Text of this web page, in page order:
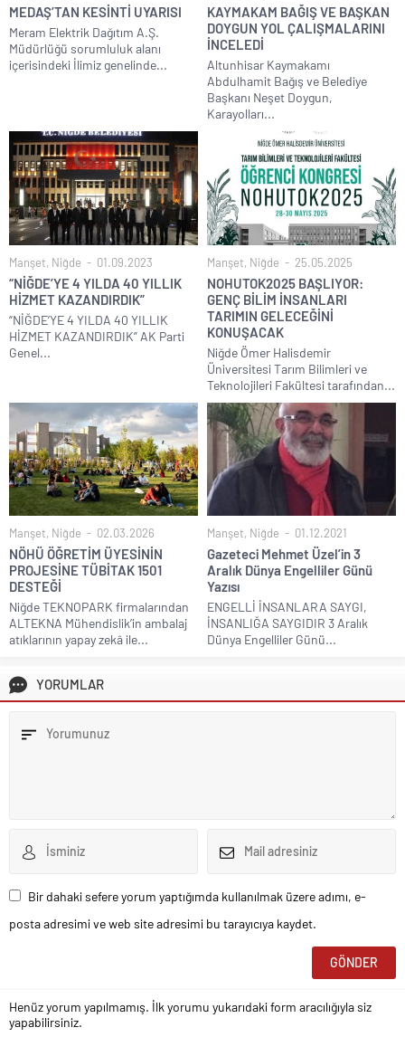
MEDAŞ’TAN KESİNTİ UYARISI
Meram Elektrik Dağıtım A.Ş.
Müdürlüğü sorumluluk alanı
içerisindeki İlimiz genelinde...
KAYMAKAM BAĞIŞ VE BAŞKAN
DOYGUN YOL ÇALIŞMALARINI
İNCELEDİ
Altunhisar Kaymakamı
Abdulhamit Bağış ve Belediye
Başkanı Neşet Doygun,
Karayolları...
Manşet, Niğde 01.09.2023
“NİĞDE’YE 4 YILDA 40 YILLIK
HİZMET KAZANDIRDIK”
“NİĞDE’YE 4 YILDA 40 YILLIK
HİZMET KAZANDIRDIK” AK Parti
Genel...
Manşet, Niğde 25.05.2025
NOHUTOK2025 BAŞLIYOR:
GENÇ BİLİM İNSANLARI
TARIMIN GELECEĞİNİ
KONUŞACAK
Niğde Ömer Halisdemir
Üniversitesi Tarım Bilimleri ve
Teknolojileri Fakültesi tarafından...
Manşet, Niğde 02.03.2026
NÖHÜ ÖĞRETİM ÜYESİNİN
PROJESİNE TÜBİTAK 1501
DESTEĞİ
Niğde TEKNOPARK firmalarından
ALTEKNA Mühendislik’in ambalaj
atıklarının yapay zekâ ile...
Manşet, Niğde 01.12.2021
Gazeteci Mehmet Üzel’in 3
Aralık Dünya Engelliler Günü
Yazısı
ENGELLİ İNSANLARA SAYGI,
İNSANLIĞA SAYGIDIR 3 Aralık
Dünya Engelliler Günü...
YORUMLAR
Bir dahaki sefere yorum yaptığımda kullanılmak üzere adımı, e-
posta adresimi ve web site adresimi bu tarayıcıya kaydet.
Henüz yorum yapılmamış. İlk yorumu yukarıdaki form aracılığıyla siz
yapabilirsiniz.